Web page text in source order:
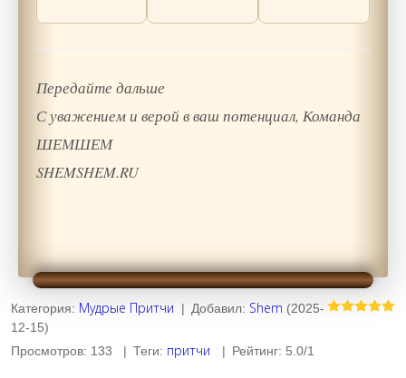
Передайте дальше
С уважением и верой в ваш потенциал, Команда
ШЕМШЕМ
SHEMSHEM.RU
Категория: Мудрые Притчи | Добавил: Shem (2025-
12-15)
Просмотров: 133 | Теги: притчи | Рейтинг: 5.0/1